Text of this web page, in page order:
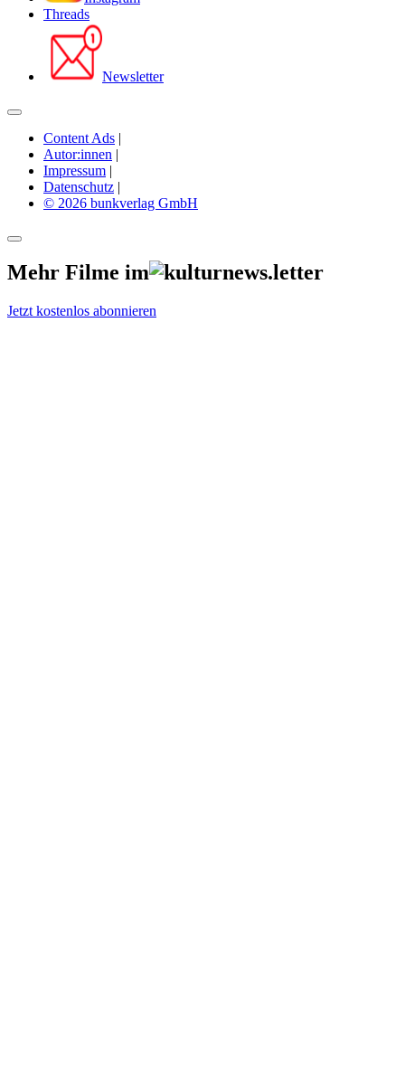
Threads
Newsletter
Content Ads |
Autor:innen |
Impressum |
Datenschutz |
© 2026 bunkverlag GmbH
Mehr Filme im
Jetzt kostenlos abonnieren